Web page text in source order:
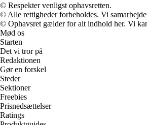
© Respekter venligst ophavsretten.
© Alle rettigheder forbeholdes. Vi
© Ophavsret gælder for alt indhold her. Vi
Mød os
Starten
Det vi tror på
Redaktionen
Gør en forskel
Steder
Sektioner
Freebies
Prisnedsættelser
Ratings